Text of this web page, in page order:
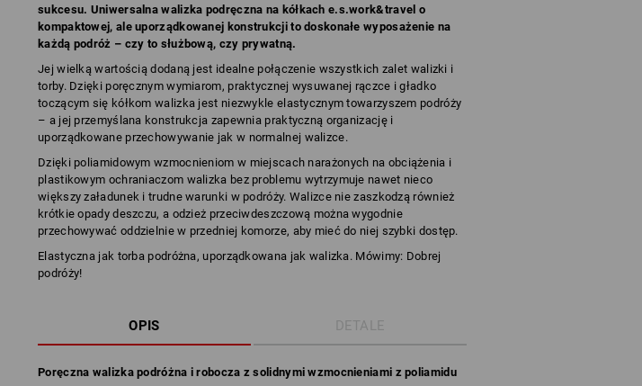
sukcesu. Uniwersalna walizka podręczna na kółkach e.s.work&travel o
kompaktowej, ale uporządkowanej konstrukcji to doskonałe wyposażenie na
każdą podróż – czy to służbową, czy prywatną.
Jej wielką wartością dodaną jest idealne połączenie wszystkich zalet walizki i
torby. Dzięki poręcznym wymiarom, praktycznej wysuwanej rączce i gładko
toczącym się kółkom walizka jest niezwykle elastycznym towarzyszem podróży
– a jej przemyślana konstrukcja zapewnia praktyczną organizację i
uporządkowane przechowywanie jak w normalnej walizce.
Dzięki poliamidowym wzmocnieniom w miejscach narażonych na obciążenia i
plastikowym ochraniaczom walizka bez problemu wytrzymuje nawet nieco
większy załadunek i trudne warunki w podróży. Walizce nie zaszkodzą również
krótkie opady deszczu, a odzież przeciwdeszczową można wygodnie
przechowywać oddzielnie w przedniej komorze, aby mieć do niej szybki dostęp.
Elastyczna jak torba podróżna, uporządkowana jak walizka. Mówimy: Dobrej
podróży!
OPIS DETALE
Poręczna walizka podróżna i robocza z solidnymi wzmocnieniami z poliamidu